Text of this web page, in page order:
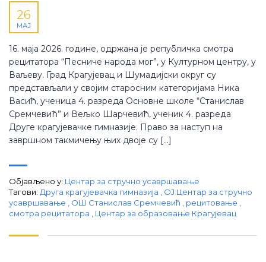
26
МАЈ
16. маја 2026. године, одржана је републичка смотра
рецитатора “Песниче народа мог”, у Културном центру, у
Ваљеву. Град Крагујевац и Шумадијски округ су
представљали у својим старосним категоријама Ника
Васић, ученица 4. разреда Основне школе “Станислав
Сремчевић” и Вељко Шарчевић, ученик 4. разреда
Друге крагујевачке гимназије. Право за наступ на
завршном такмичењу њих двоје су […]
Објављено у: Центар за стручно усавршавање
Тагови: Друга крагујевачка гимназија
ОЈ Центар за стручно
усавршавање
ОШ Станислав Сремчевић рецитовање
смотра рецитатора
Центар за образовање Крагујевац